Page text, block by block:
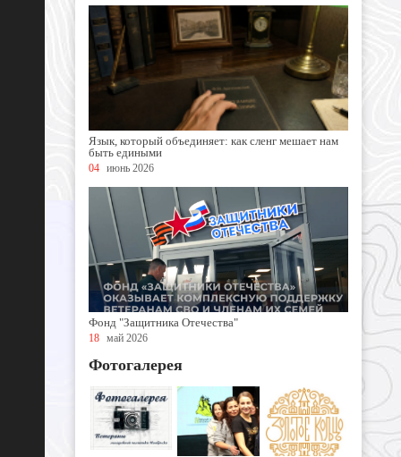
Язык, который объединяет: как сленг мешает нам
быть едиными
04 июнь 2026
Фонд "Защитника Отечества"
18 май 2026
Фотогалерея